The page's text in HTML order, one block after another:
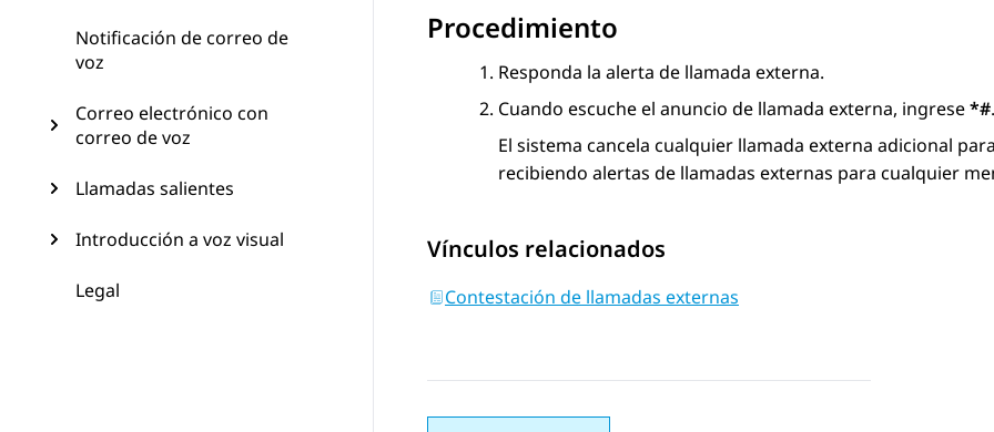
Notificación de correo de
voz
Correo electrónico con
correo de voz
Llamadas salientes
Introducción a voz visual
Legal
Procedimiento
Responda la alerta de llamada externa.
Cuando escuche el anuncio de llamada externa, ingrese*#.
El sistema cancela cualquier llamada externa adicional
recibiendo alertas de llamadas externas para cualquier
Vínculos relacionados
Contestación de llamadas externas